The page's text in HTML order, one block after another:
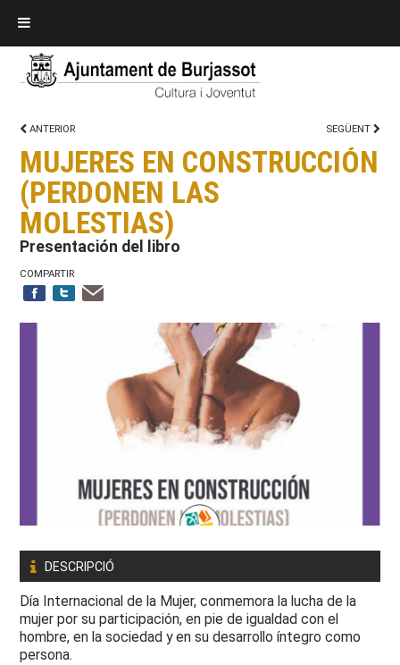
ANTERIOR SEGÜENT
MUJERES EN CONSTRUCCIÓN
(PERDONEN LAS
MOLESTIAS)
Presentación del libro
COMPARTIR
DESCRIPCIÓ
Día Internacional de la Mujer, conmemora la lucha de la
mujer por su participación, en pie de igualdad con el
hombre, en la sociedad y en su desarrollo íntegro como
persona.